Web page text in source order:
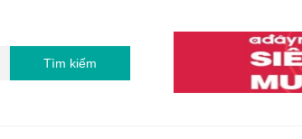
Tìm kiếm